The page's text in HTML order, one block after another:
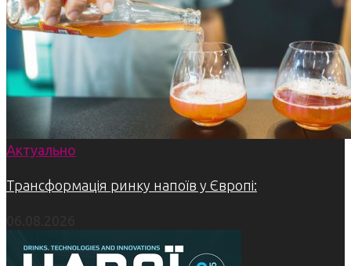
Актуально
Трансформація ринку напоїв у Європі: